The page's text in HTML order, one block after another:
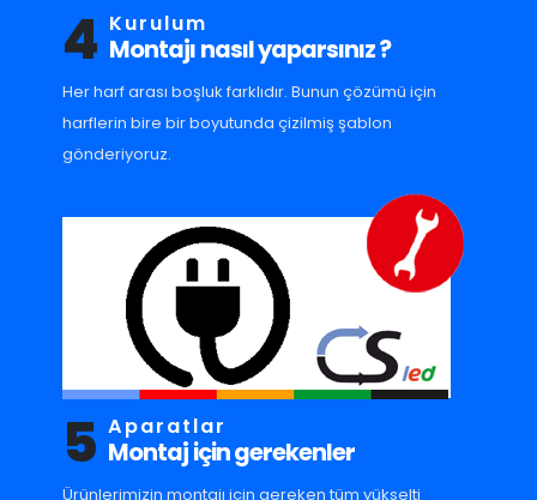
4 Kurulum
Montajı nasıl yaparsınız ?
Her harf arası boşluk farklıdır. Bunun çözümü için
harflerin bire bir boyutunda çizilmiş şablon
gönderiyoruz.
5 Aparatlar
Montaj için gerekenler
Ürünlerimizin montajı için gereken tüm yükselti